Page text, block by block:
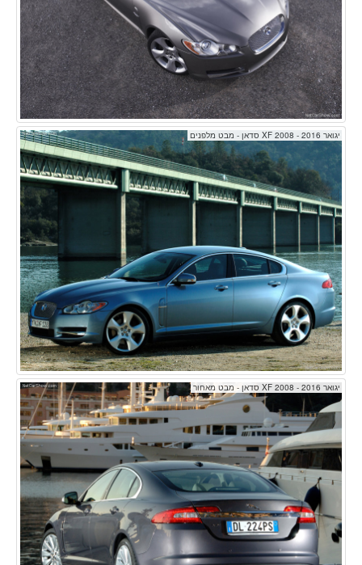
יגואר XF 2008 - 2016 סדאן - מבט מלפנים
יגואר XF 2008 - 2016 סדאן - מבט מאחור